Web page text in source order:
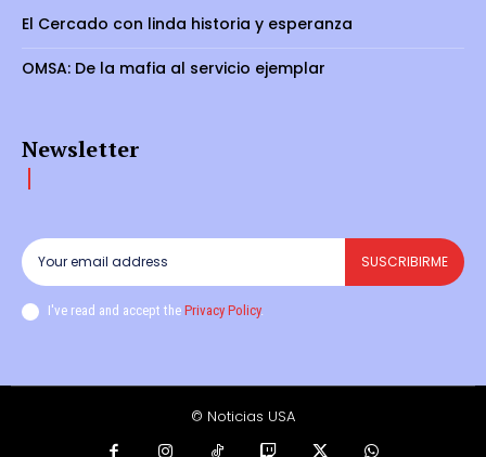
El Cercado con linda historia y esperanza
OMSA: De la mafia al servicio ejemplar
Newsletter
SUSCRIBIRME
I've read and accept the Privacy Policy.
© Noticias USA